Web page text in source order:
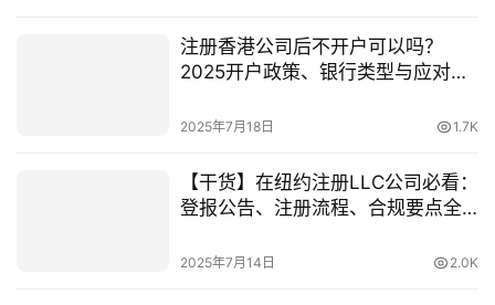
注册香港公司后不开户可以吗？
2025开户政策、银行类型与应对方
2025年7月18日 1.7K
【干货】在纽约注册LLC公司必看：
登报公告、注册流程、合规要点全
2025年7月14日 2.0K